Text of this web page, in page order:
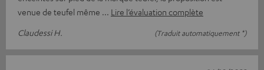
venue de teufel même
Lire l’évaluation complète
Claudessi H.
(Traduit automatiquement *)